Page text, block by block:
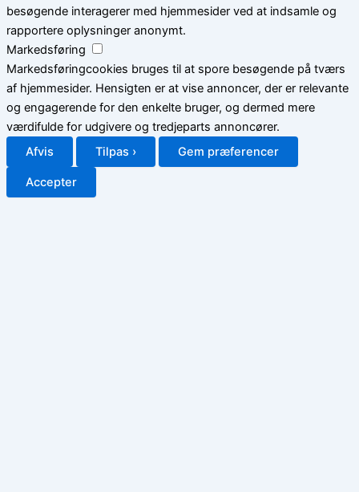
besøgende interagerer med hjemmesider ved at indsamle og
rapportere oplysninger anonymt.
Markedsføring
Markedsføringcookies bruges til at spore besøgende på tværs
af hjemmesider. Hensigten er at vise annoncer, der er relevante
og engagerende for den enkelte bruger, og dermed mere
værdifulde for udgivere og tredjeparts annoncører.
Afvis
Tilpas › Gem præferencer
Accepter